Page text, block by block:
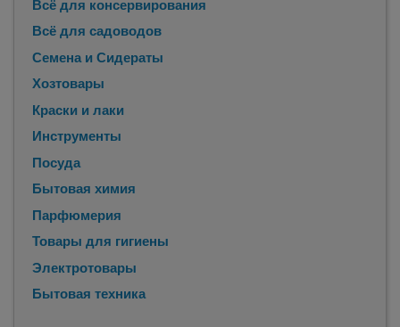
Всё для консервирования
Всё для садоводов
Семена и Сидераты
Хозтовары
Краски и лаки
Инструменты
Посуда
Бытовая химия
Парфюмерия
Товары для гигиены
Электротовары
Бытовая техника